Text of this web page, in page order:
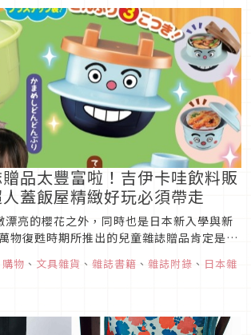
品太豐富啦！吉伊卡哇飲料販
蓋飯屋精緻好玩必須帶走
漂亮的櫻花之外，同時也是日本新入學與新
物復甦時期所推出的兒童雜誌贈品肯定是豐
氣的汪汪隊立大功夾夾樂，麵包超人麵包坊
供相當有趣的體驗。更不用說吉伊卡哇飲料
人，做好心理準備的話就一起來看這期的兒
購物 、 文具雜貨 、 雜誌書籍 、 雜誌附錄 、 日本雜